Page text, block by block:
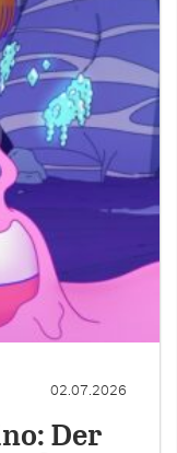
02.07.2026
Der